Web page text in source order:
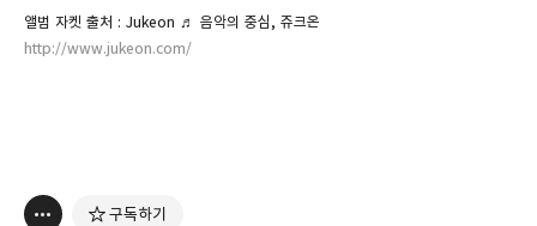
앨범 자켓 출처 : Jukeon ♬ 음악의 중심, 쥬크온
http://www.jukeon.com/
구독하기